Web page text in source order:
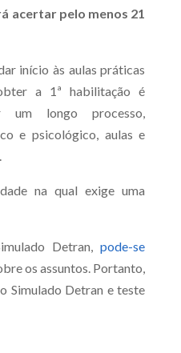
acertar pelo menos 21
início às aulas práticas
a 1ª habilitação é
um longo processo,
e psicológico, aulas e
na qual exige uma
Detran,pode-se
os assuntos. Portanto,
Simulado Detran e teste